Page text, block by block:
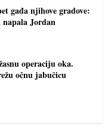
gađa njihove gradove:
napala Jordan
operaciju oka.
očnu jabučicu